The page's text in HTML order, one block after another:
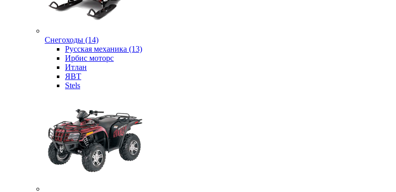
Снегоходы (14)
Русская механика (13)
Ирбис моторс
Итлан
ЯВТ
Stels